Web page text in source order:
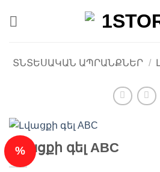
ՏՆՏԵՍԱԿԱՆ ԱՊՐԱՆՔՆԵՐ /
%
Լվացքի գել ABC